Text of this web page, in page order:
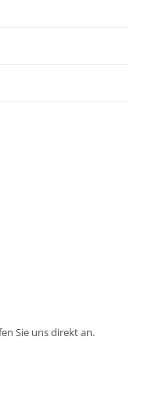
Sie uns direkt an.